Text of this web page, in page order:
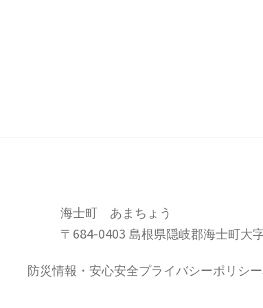
海士町 あまちょう
〒684-0403 島根県隠岐郡海士町大
防災情報・安心安全プライバシーポリシー